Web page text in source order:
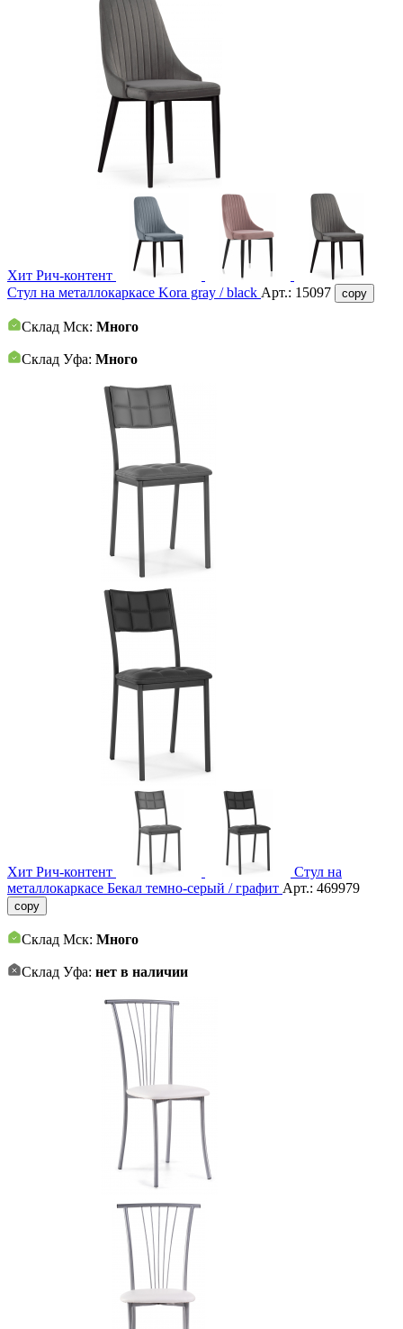
Хит Рич-контент
Стул на металлокаркасе Kora gray / black Арт.: 15097 copy
Склад Мск: Много
Склад Уфа: Много
Хит Рич-контент
Стул на
металлокаркасе Бекал темно-серый / графит Арт.: 469979
copy
Склад Мск: Много
Склад Уфа: нет в наличии